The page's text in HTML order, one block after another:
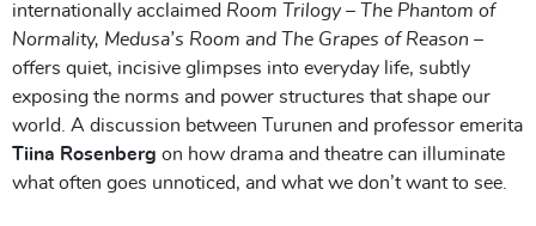
internationally acclaimed Room Trilogy – The Phantom of
Normality, Medusa’s Room and The Grapes of Reason –
offers quiet, incisive glimpses into everyday life, subtly
exposing the norms and power structures that shape our
world. A discussion between Turunen and professor emerita
Tiina Rosenberg on how drama and theatre can illuminate
what often goes unnoticed, and what we don’t want to see.